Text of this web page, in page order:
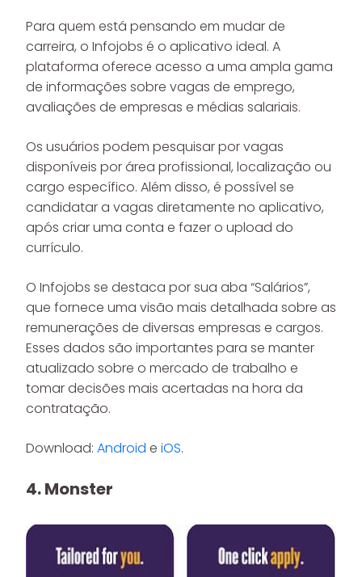
Para quem está pensando em mudar de
carreira, o Infojobs é o aplicativo ideal. A
plataforma oferece acesso a uma ampla gama
de informações sobre vagas de emprego,
avaliações de empresas e médias salariais.
Os usuários podem pesquisar por vagas
disponíveis por área profissional, localização ou
cargo específico. Além disso, é possível se
candidatar a vagas diretamente no aplicativo,
após criar uma conta e fazer o upload do
currículo.
O Infojobs se destaca por sua aba “Salários”,
que fornece uma visão mais detalhada sobre as
remunerações de diversas empresas e cargos.
Esses dados são importantes para se manter
atualizado sobre o mercado de trabalho e
tomar decisões mais acertadas na hora da
contratação.
Download: Android e iOS.
4. Monster